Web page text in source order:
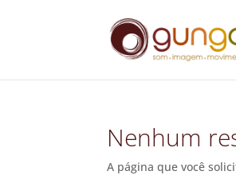
Nenhum
A página que você